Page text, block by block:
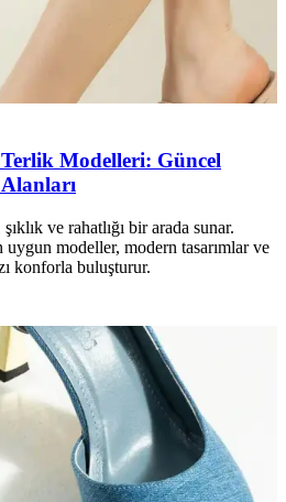
Modelleri: Güncel
ve rahatlığı bir arada sunar.
modeller, modern tasarımlar ve
konforla buluşturur.